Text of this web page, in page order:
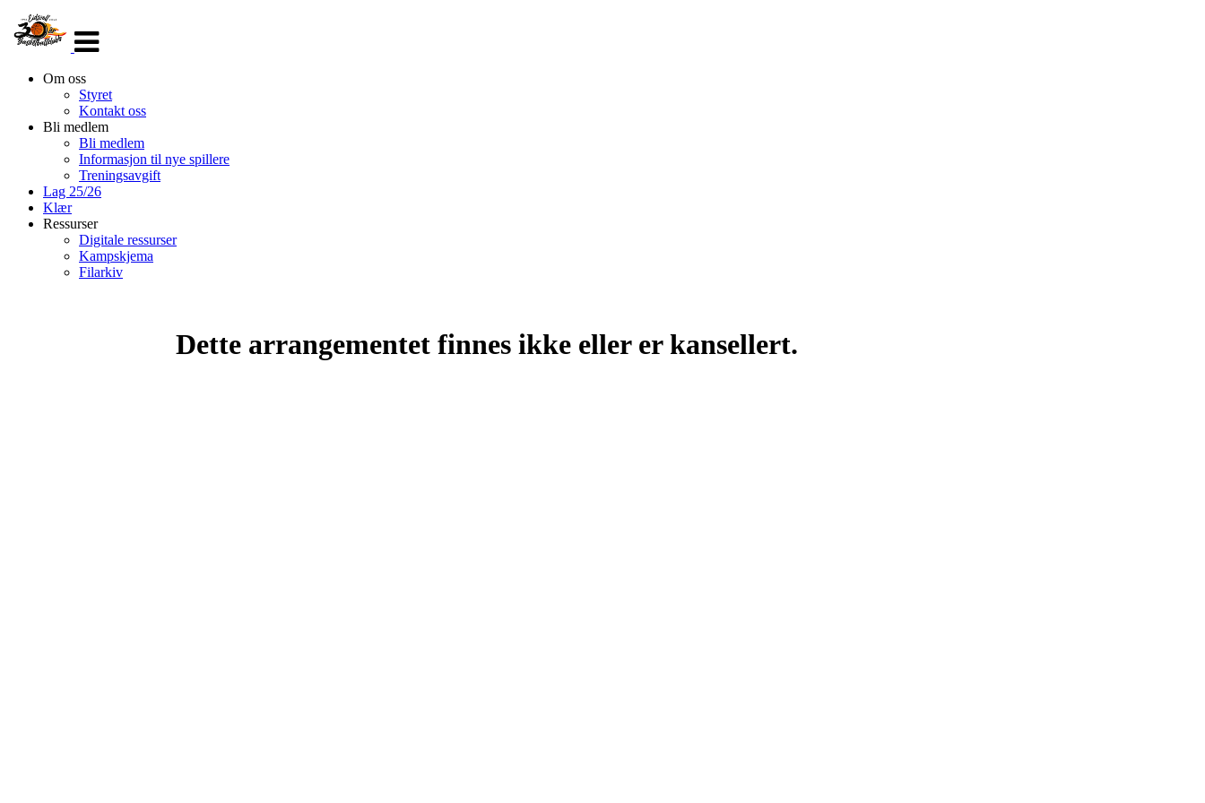
navigasjon
Om oss
Styret
Kontakt oss
Bli medlem
Bli medlem
Informasjon til nye spillere
Treningsavgift
Lag 25/26
Klær
Ressurser
Digitale ressurser
Kampskjema
Filarkiv
Dette arrangementet finnes ikke eller er kansellert.